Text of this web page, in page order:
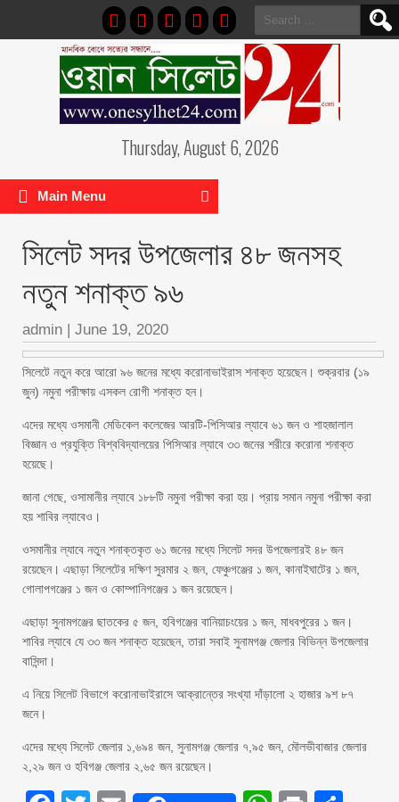
Search
for:
Thursday, August 6, 2026
Main Menu
সিলেট সদর উপজেলার ৪৮ জনসহ
নতুন শনাক্ত ৯৬
admin | June 19, 2020
সিলেটে নতুন করে আরো ৯৬ জনের মধ্যে করোনাভাইরাস শনাক্ত হয়েছেন। শুক্রবার (১৯
জুন) নমুনা পরীক্ষায় এসকল রোগী শনাক্ত হন।
এদের মধ্যে ওসমানী মেডিকেল কলেজের আরটি-পিসিআর ল্যাবে ৬১ জন ও শাহজালাল
বিজ্ঞান ও প্রযুক্তি বিশ্ববিদ্যালয়ের পিসিআর ল্যাবে ৩৩ জনের শরীরে করোনা শনাক্ত
হয়েছে।
জানা গেছে, ওসামানীর ল্যাবে ১৮৮টি নমুনা পরীক্ষা করা হয়। প্রায় সমান নমুনা পরীক্ষা করা
হয় শাবির ল্যাবেও।
ওসমানীর ল্যাবে নতুন শনাক্তকৃত ৬১ জনের মধ্যে সিলেট সদর উপজেলারই ৪৮ জন
রয়েছেন। এছাড়া সিলেটের দক্ষিণ সুরমার ২ জন, ফেঞ্চুগঞ্জের ১ জন, কানাইঘাটের ১ জন,
গোলাপগঞ্জের ১ জন ও কোম্পানিগঞ্জের ১ জন রয়েছেন।
এছাড়া সুনামগঞ্জের ছাতকের ৫ জন, হবিগঞ্জের বানিয়াচংয়ের ১ জন, মাধবপুরের ১ জন।
শাবির ল্যাবে যে ৩৩ জন শনাক্ত হয়েছেন, তারা সবাই সুনামগঞ্জ জেলার বিভিন্ন উপজেলার
বাসিন্দা।
এ নিয়ে সিলেট বিভাগে করোনাভাইরাসে আক্রান্তের সংখ্যা দাঁড়ালো ২ হাজার ৯শ ৮৭
জনে।
এদের মধ্যে সিলেট জেলার ১,৬৯৪ জন, সুনামগঞ্জ জেলার ৭,৯৫ জন, মৌলভীবাজার জেলার
২,২৯ জন ও হবিগঞ্জ জেলার ২,৬৫ জন রয়েছেন।